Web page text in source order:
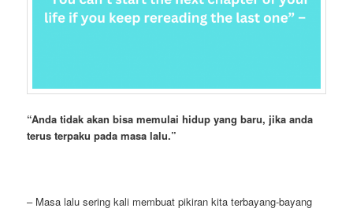
“Anda tidak akan bisa memulai hidup yang baru, jika anda
terus terpaku pada masa lalu.”
– Masa lalu sering kali membuat pikiran kita terbayang-bayang